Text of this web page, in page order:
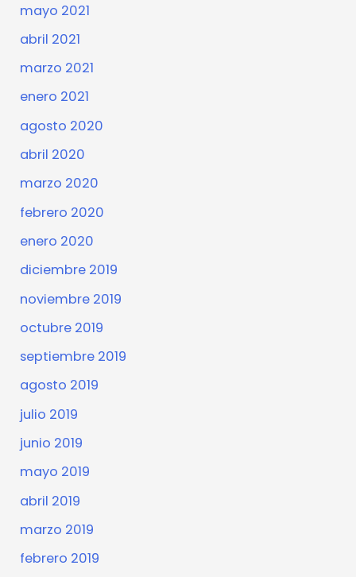
mayo 2021
abril 2021
marzo 2021
enero 2021
agosto 2020
abril 2020
marzo 2020
febrero 2020
enero 2020
diciembre 2019
noviembre 2019
octubre 2019
septiembre 2019
agosto 2019
julio 2019
junio 2019
mayo 2019
abril 2019
marzo 2019
febrero 2019